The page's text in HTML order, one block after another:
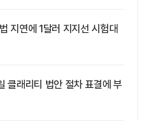
지연에 1달러 지지선 시험대
클래리티 법안 절차 표결에 부